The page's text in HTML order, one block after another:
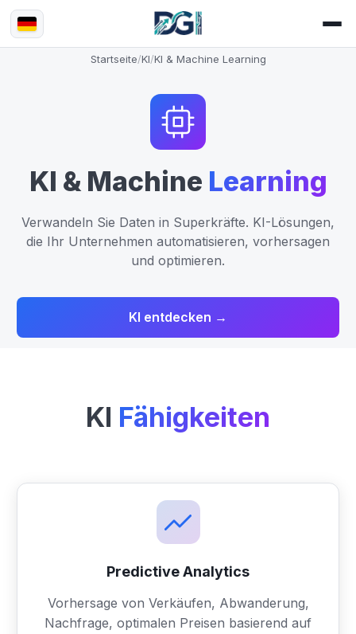
Startseite/KI/KI & Machine Learning
KI & Machine Learning
Verwandeln Sie Daten in Superkräfte. KI-Lösungen,
die Ihr Unternehmen automatisieren, vorhersagen
und optimieren.
KI entdecken →
KI Fähigkeiten
Predictive Analytics
Vorhersage von Verkäufen, Abwanderung,
Nachfrage, optimalen Preisen basierend auf